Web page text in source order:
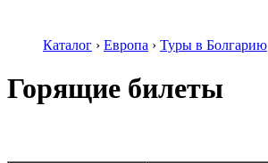
Каталог › Европа › Туры в Болгарию
Горящие билеты